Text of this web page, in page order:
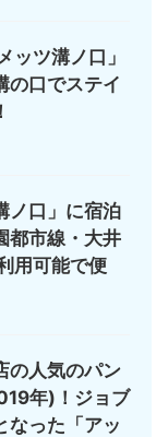
ッツ溝ノ口」
の口でステイ
ノ口」に宿泊
都市線・大井
用可能で便
の人気のパン
年)！ジョブ
なった「アッ